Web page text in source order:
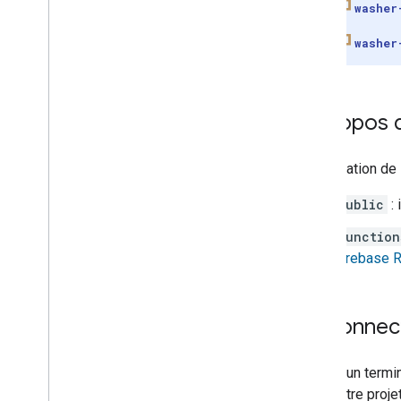
À
L'application
public :
Firebase
Se
Ouvrez un
avec votre